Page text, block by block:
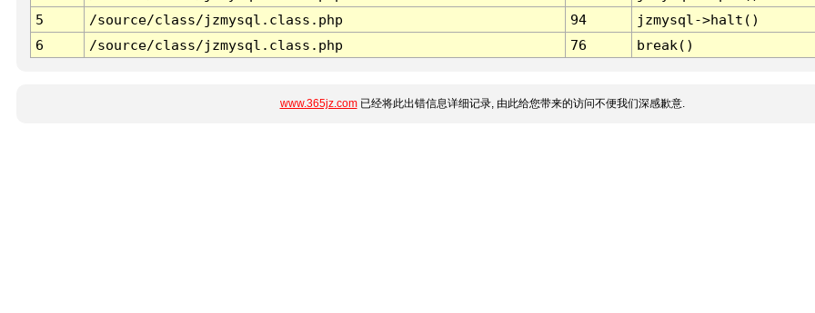
5
/source/class/jzmysql.class.php 94
jzmysql->halt()
6
/source/class/jzmysql.class.php 76 break()
www.365jz.com已经将此出错信息详细记录, 由此给您带来的访问不便我们深感歉意.